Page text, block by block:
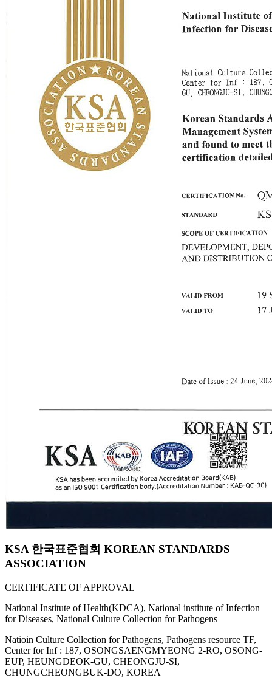
KSA 한국표준협회 KOREAN STANDARDS
ASSOCIATION
CERTIFICATE OF APPROVAL
National Institute of Health(KDCA), National institute of Infection
for Diseases, National Culture Collection for Pathogens
Natioin Culture Collection for Pathogens, Pathogens resource TF,
Center for Inf : 187, OSONGSAENGMYEONG 2-RO, OSONG-
EUP, HEUNGDEOK-GU, CHEONGJU-SI,
CHUNGCHEONGBUK-DO, KOREA